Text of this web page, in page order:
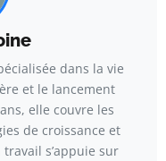
dans la vie
et le lancement
elle couvre les
de croissance et
s’appuie sur